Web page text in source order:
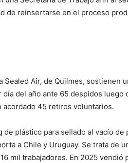
de reinsertarse en el proceso
Sealed Air, de Quilmes, sostienen
del año ante 65 despidos luego
acordado 45 retiros voluntarios.
de plástico para sellado al vacío
a Chile y Uruguay. Se trata de
mil trabajadores. En 2025 vendió